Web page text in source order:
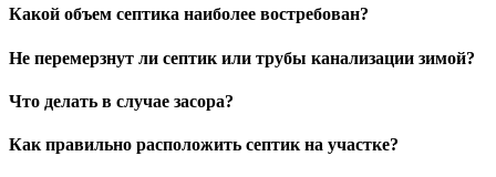
Какой объем септика наиболее востребован?
Не перемерзнут ли септик или трубы канализации зимой?
Что делать в случае засора?
Как правильно расположить септик на участке?